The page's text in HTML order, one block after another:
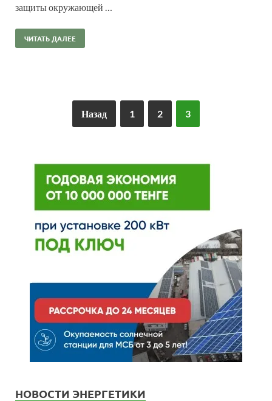
защиты окружающей …
ЧИТАТЬ ДАЛЕЕ
Назад 1 2 3
НОВОСТИ ЭНЕРГЕТИКИ